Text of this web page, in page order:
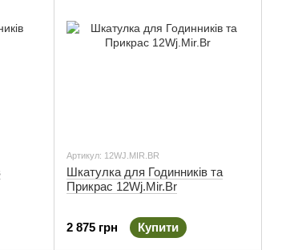
Артикул: 12WJ.MIR.BR
Шкатулка для Годинників та
Прикрас 12Wj.Mir.Br
2 875 грн Купити